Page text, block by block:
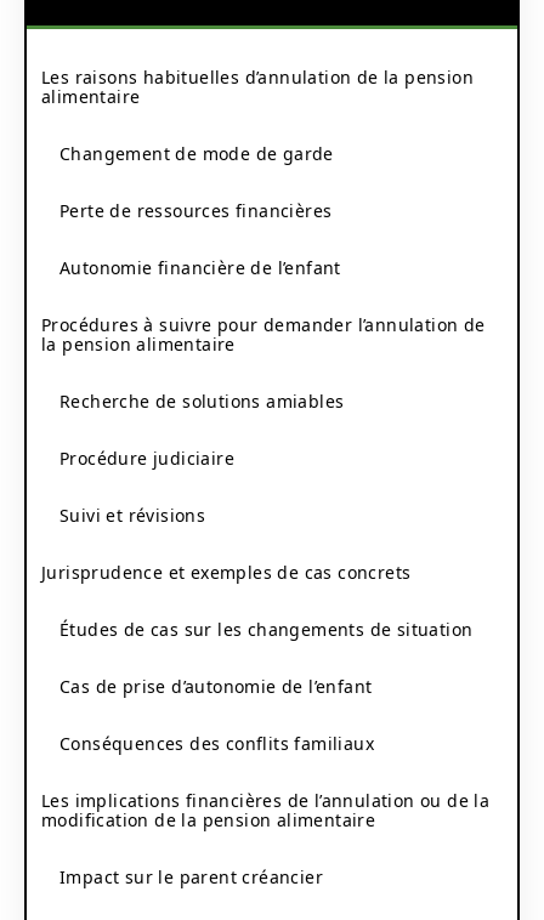
Les raisons habituelles d’annulation de la pension
alimentaire
Changement de mode de garde
Perte de ressources financières
Autonomie financière de l’enfant
Procédures à suivre pour demander l’annulation de
la pension alimentaire
Recherche de solutions amiables
Procédure judiciaire
Suivi et révisions
Jurisprudence et exemples de cas concrets
Études de cas sur les changements de situation
Cas de prise d’autonomie de l’enfant
Conséquences des conflits familiaux
Les implications financières de l’annulation ou de la
modification de la pension alimentaire
Impact sur le parent créancier